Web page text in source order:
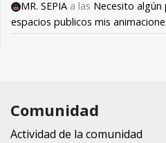
MR. SEPIA a las Necesito algún
espacios publicos mis
Comunidad
Actividad de la comunidad